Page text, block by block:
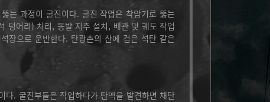
는 과정이 굴진이다. 굴진 작업은 착암기로 뚫는
덩어리) 처리, 동발 지주 설치, 배관 및 궤도 작업
장으로 운반한다. 탄광촌의 산에 검은 석탄 같은
. 굴진부들은 작업하다가 탄맥을 발견하면 채탄